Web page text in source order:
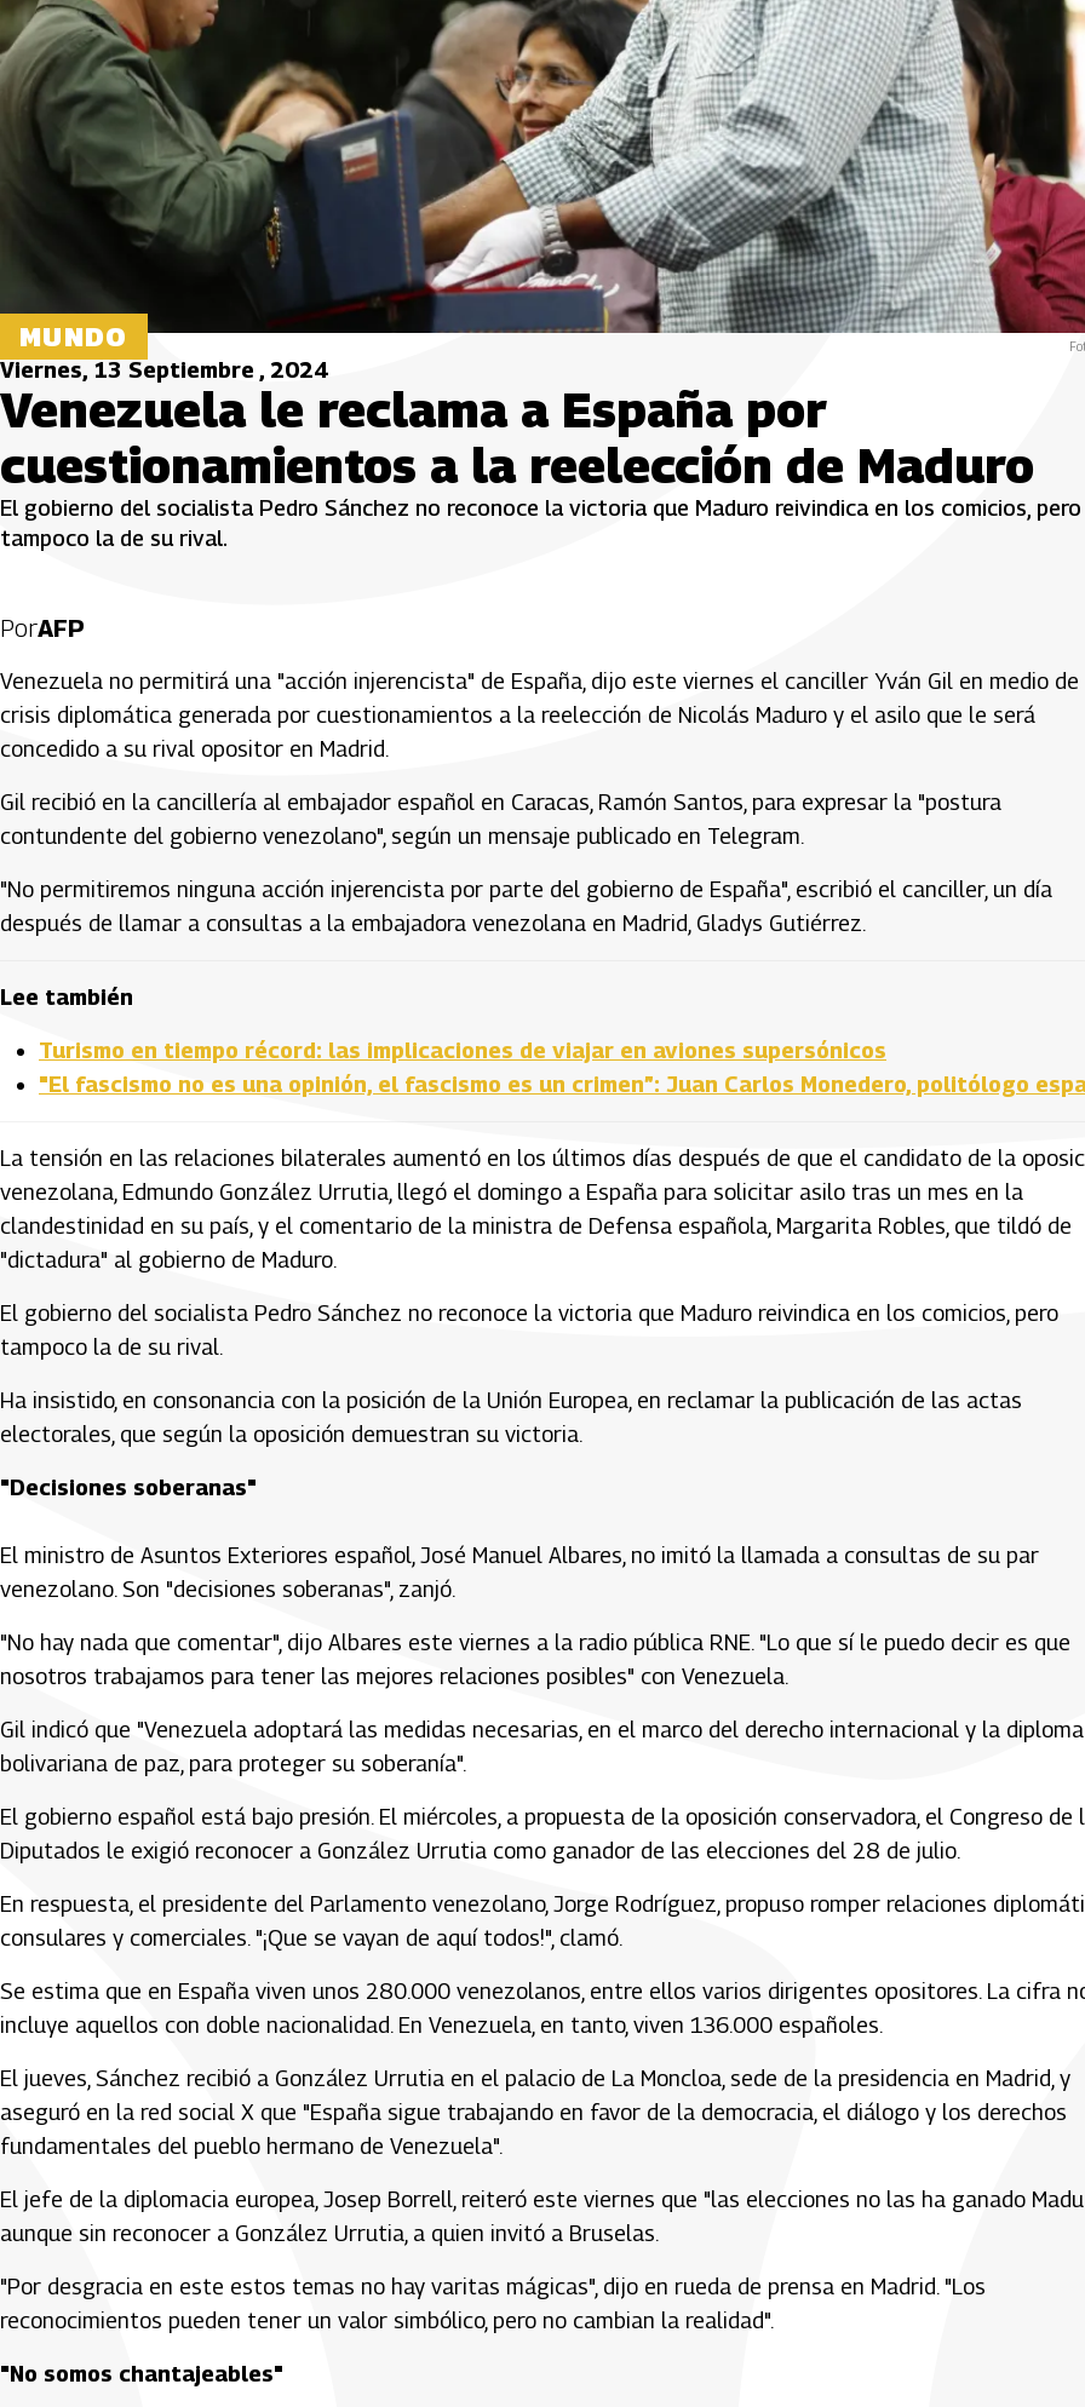
MUNDO
Viernes, 13 Septiembre , 2024
Venezuela le reclama a España por
cuestionamientos a la reelección de Maduro
El gobierno del socialista Pedro Sánchez no reconoce la victoria que Maduro reivindica en los comicios, pero
tampoco la de su rival.
PorAFP
Venezuela no permitirá una "acción injerencista" de España, dijo este viernes el canciller Yván Gil en medio de
crisis diplomática generada por cuestionamientos a la reelección de Nicolás Maduro y el asilo que le será
concedido a su rival opositor en Madrid.
Gil recibió en la cancillería al embajador español en Caracas, Ramón Santos, para expresar la "postura
contundente del gobierno venezolano", según un mensaje publicado en Telegram.
"No permitiremos ninguna acción injerencista por parte del gobierno de España", escribió el canciller, un día
después de llamar a consultas a la embajadora venezolana en Madrid, Gladys Gutiérrez.
Lee también
Turismo en tiempo récord: las implicaciones de viajar en aviones supersónicos
"El fascismo no es una opinión, el fascismo es un crimen”: Juan Carlos Monedero, politólogo
La tensión en las relaciones bilaterales aumentó en los últimos días después de que el candidato de la
venezolana, Edmundo González Urrutia, llegó el domingo a España para solicitar asilo tras un mes en la
clandestinidad en su país, y el comentario de la ministra de Defensa española, Margarita Robles, que tildó de
"dictadura" al gobierno de Maduro.
El gobierno del socialista Pedro Sánchez no reconoce la victoria que Maduro reivindica en los comicios, pero
tampoco la de su rival.
Ha insistido, en consonancia con la posición de la Unión Europea, en reclamar la publicación de las actas
electorales, que según la oposición demuestran su victoria.
"Decisiones soberanas"
El ministro de Asuntos Exteriores español, José Manuel Albares, no imitó la llamada a consultas de su par
venezolano. Son "decisiones soberanas", zanjó.
"No hay nada que comentar", dijo Albares este viernes a la radio pública RNE. "Lo que sí le puedo decir es que
nosotros trabajamos para tener las mejores relaciones posibles" con Venezuela.
Gil indicó que "Venezuela adoptará las medidas necesarias, en el marco del derecho internacional y la
bolivariana de paz, para proteger su soberanía".
El gobierno español está bajo presión. El miércoles, a propuesta de la oposición conservadora, el Congreso de
Diputados le exigió reconocer a González Urrutia como ganador de las elecciones del 28 de julio.
En respuesta, el presidente del Parlamento venezolano, Jorge Rodríguez, propuso romper relaciones
consulares y comerciales. "¡Que se vayan de aquí todos!", clamó.
Se estima que en España viven unos 280.000 venezolanos, entre ellos varios dirigentes opositores. La cifra
incluye aquellos con doble nacionalidad. En Venezuela, en tanto, viven 136.000 españoles.
El jueves, Sánchez recibió a González Urrutia en el palacio de La Moncloa, sede de la presidencia en Madrid, y
aseguró en la red social X que "España sigue trabajando en favor de la democracia, el diálogo y los derechos
fundamentales del pueblo hermano de Venezuela".
El jefe de la diplomacia europea, Josep Borrell, reiteró este viernes que "las elecciones no las ha ganado
aunque sin reconocer a González Urrutia, a quien invitó a Bruselas.
"Por desgracia en este estos temas no hay varitas mágicas", dijo en rueda de prensa en Madrid. "Los
reconocimientos pueden tener un valor simbólico, pero no cambian la realidad".
"No somos chantajeables"